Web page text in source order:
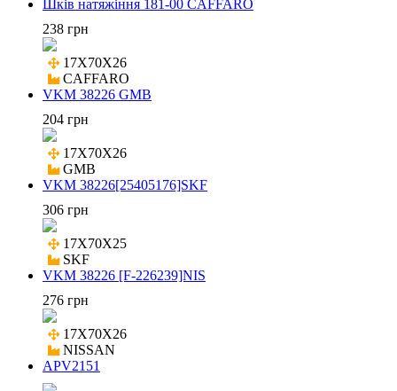
Шків натяжіння 181-00 CAFFARO
238 грн
17X70X26
CAFFARO
VKM 38226 GMB
204 грн
17X70X26
GMB
VKM 38226[25405176]SKF
306 грн
17X70X25
SKF
VKM 38226 [F-226239]NIS
276 грн
17X70X26
NISSAN
APV2151